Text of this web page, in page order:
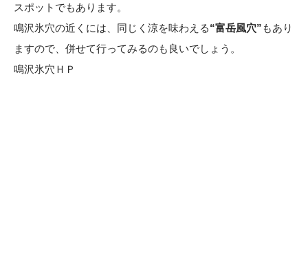
スポットでもあります。
鳴沢氷穴の近くには、同じく涼を味わえる“富岳風穴” もあり
ますので、併せて行ってみるのも良いでしょう。
鳴沢氷穴ＨＰ